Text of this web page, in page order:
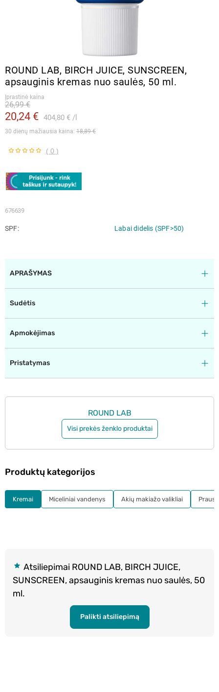
ROUND LAB, BIRCH JUICE, SUNSCREEN,
apsauginis kremas nuo saulės, 50 ml.
Įprastinė kaina
20,24 € 404,80 €
26,99 €
30 dienų mažiausia kaina: 18,89 €
( 0 )
676639
SPF Labai didelis (SPF>50)
APRAŠYMAS
Sudėtis
Apmokėjimas
Pristatymas
ROUND LAB
Visi prekės ženklo produktai
Atsiliepimai ROUND LAB, BIRCH JUICE,
SUNSCREEN, apsauginis kremas nuo saulės, 50
ml.
Palikti atsiliepimą
Produktų kategorijos
Kremai Miceliniai vandenys Akių makiažo valikliai